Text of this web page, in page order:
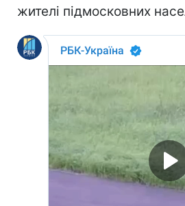
жителі підмосковних